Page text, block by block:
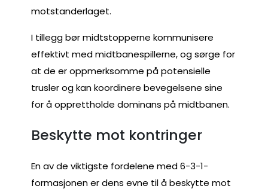
motstanderlaget.
I tillegg bør midtstopperne kommunisere
effektivt med midtbanespillerne, og sørge for
at de er oppmerksomme på potensielle
trusler og kan koordinere bevegelsene sine
for å opprettholde dominans på midtbanen.
Beskytte mot kontringer
En av de viktigste fordelene med 6-3-1-
formasjonen er dens evne til å beskytte mot